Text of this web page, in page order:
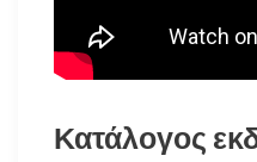
Κατάλογος